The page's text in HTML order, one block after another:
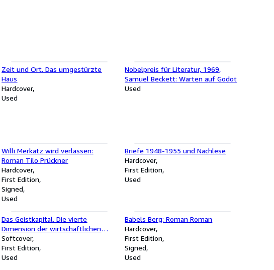
Zeit und Ort. Das umgestürzte
Haus
Hardcover
Used
Nobelpreis für Literatur, 1969,
Samuel Beckett: Warten auf Godot
Used
Willi Merkatz wird verlassen:
Roman Tilo Prückner
Hardcover
First Edition
Signed
Used
Briefe 1948-1955 und Nachlese
Hardcover
First Edition
Used
Das Geistkapital. Die vierte
Dimension der wirtschaftlichen
Dynamik die 4. Dimension d.
wirtschaftl. Dynamik
Softcover
First Edition
Used
Babels Berg: Roman Roman
Hardcover
First Edition
Signed
Used